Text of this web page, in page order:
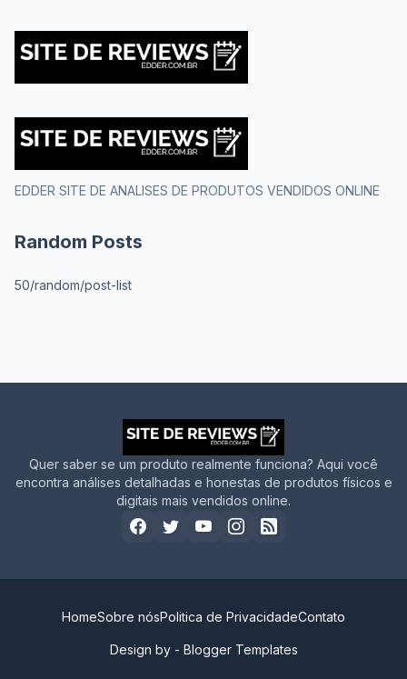
EDDER SITE DE ANALISES DE PRODUTOS VENDIDOS ONLINE
Random Posts
50/random/post-list
Quer saber se um produto realmente funciona? Aqui você
encontra análises detalhadas e honestas de produtos físicos e
digitais mais vendidos online.
Design by - Blogger Templates
HomeSobre nósPolitica de PrivacidadeContato